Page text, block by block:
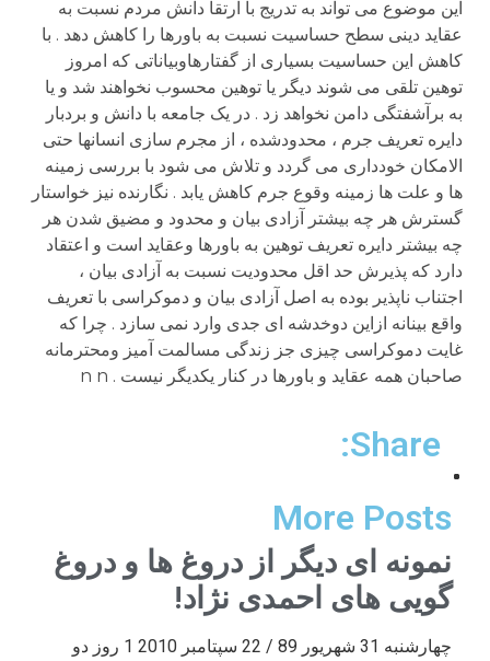
Share:
More Posts
نمونه ای دیگر از دروغ ها و دروغ
گویی های احمدی نژاد!
چهارشنبه 31 شهریور 89 / 22 سپتامبر 2010 1 روز دو